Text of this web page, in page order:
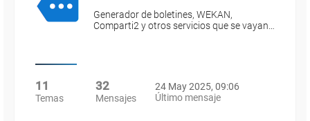
Generador de boletines, WEKAN,
Comparti2 y otros servicios que se vayan…
11
Temas
32
Mensajes
24 May 2025, 09:06
Último mensaje